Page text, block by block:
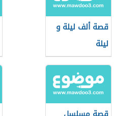
قصة ألف ليلة و
ليلة